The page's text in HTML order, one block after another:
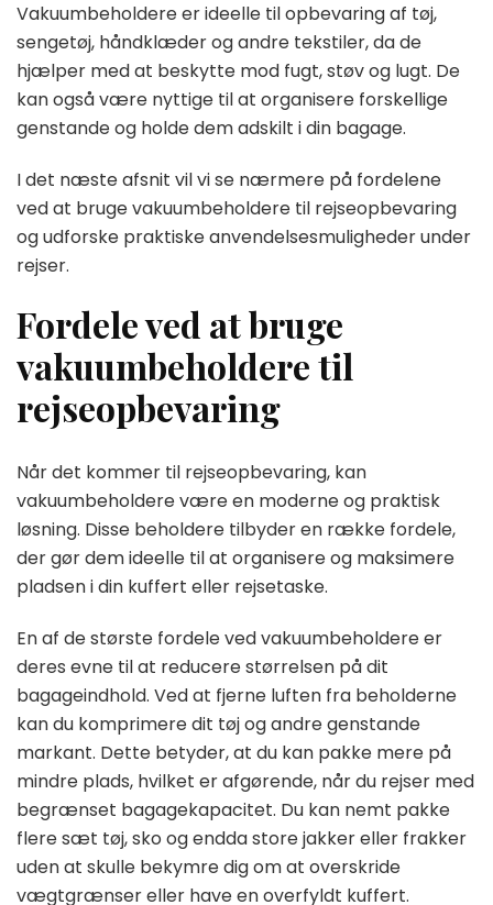
Vakuumbeholdere er ideelle til opbevaring af tøj,
sengetøj, håndklæder og andre tekstiler, da de
hjælper med at beskytte mod fugt, støv og lugt. De
kan også være nyttige til at organisere forskellige
genstande og holde dem adskilt i din bagage.
I det næste afsnit vil vi se nærmere på fordelene
ved at bruge vakuumbeholdere til rejseopbevaring
og udforske praktiske anvendelsesmuligheder under
rejser.
Fordele ved at bruge
vakuumbeholdere til
rejseopbevaring
Når det kommer til rejseopbevaring, kan
vakuumbeholdere være en moderne og praktisk
løsning. Disse beholdere tilbyder en række fordele,
der gør dem ideelle til at organisere og maksimere
pladsen i din kuffert eller rejsetaske.
En af de største fordele ved vakuumbeholdere er
deres evne til at reducere størrelsen på dit
bagageindhold. Ved at fjerne luften fra beholderne
kan du komprimere dit tøj og andre genstande
markant. Dette betyder, at du kan pakke mere på
mindre plads, hvilket er afgørende, når du rejser med
begrænset bagagekapacitet. Du kan nemt pakke
flere sæt tøj, sko og endda store jakker eller frakker
uden at skulle bekymre dig om at overskride
vægtgrænser eller have en overfyldt kuffert.